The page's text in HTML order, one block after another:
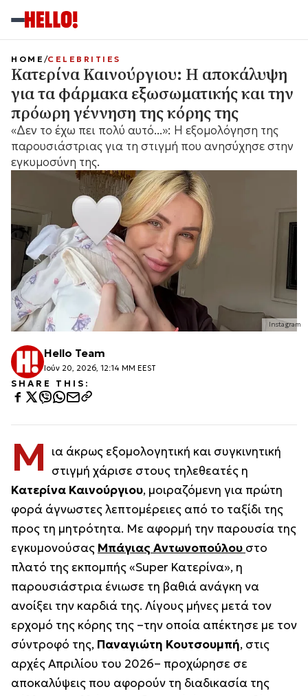
Instagram
HOME CELEBRITIES
Κατερίνα Καινούργιου: Η αποκάλυψη
για τα φάρμακα εξωσωματικής και την
πρόωρη γέννηση της κόρης της
«Δεν το έχω πει πολύ αυτό...»: Η εξομολόγηση της
παρουσιάστριας για τη στιγμή που ανησύχησε στην
εγκυμοσύνη της.
Hello Team
Ιούν 20, 2026, 12:14 ΜΜ EEST
SHARE THIS:
Μ ια άκρως εξομολογητική και συγκινητική
στιγμή χάρισε στους τηλεθεατές η
Κατερίνα Καινούργιου, μοιραζόμενη για πρώτη
φορά άγνωστες λεπτομέρειες από το ταξίδι της
προς τη μητρότητα. Με αφορμή την παρουσία της
εγκυμονούσας Μπάγιας Αντωνοπούλου στο
πλατό της εκπομπής «Super Κατερίνα», η
παρουσιάστρια ένιωσε τη βαθιά ανάγκη να
ανοίξει την καρδιά της. Λίγους μήνες μετά τον
ερχομό της κόρης της –την οποία απέκτησε με τον
σύντροφό της, Παναγιώτη Κουτσουμπή, στις
αρχές Απριλίου του 2026– προχώρησε σε
αποκαλύψεις που αφορούν τη διαδικασία της